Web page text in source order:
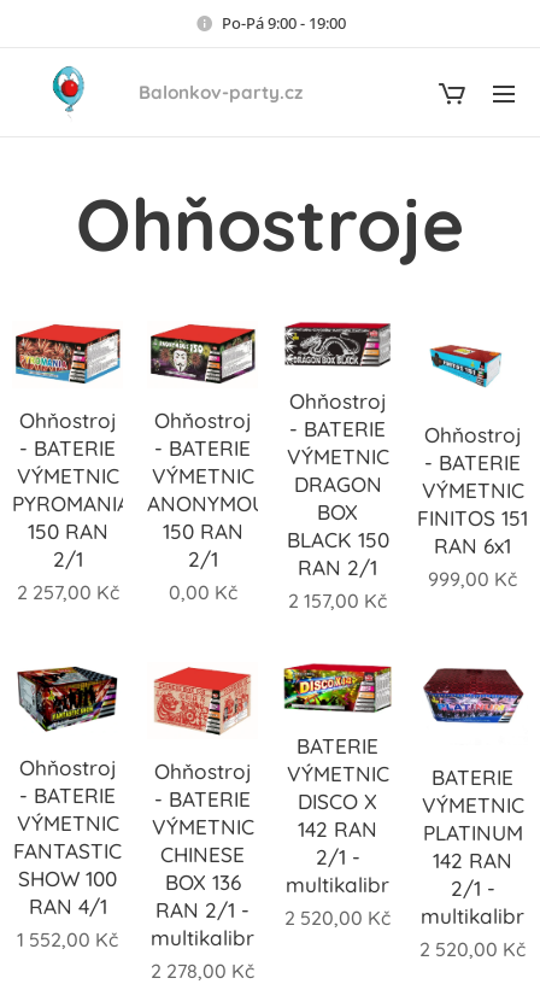
Po-Pá 9:00 - 19:00
Balonkov-party.cz
Ohňostroje
Ohňostroj
- BATERIE
VÝMETNIC
PYROMANIA
150 RAN
2/1
2 257,00 Kč
Ohňostroj
- BATERIE
VÝMETNIC
ANONYMOUS
150 RAN
2/1
0,00 Kč
Ohňostroj
- BATERIE
VÝMETNIC
DRAGON
BOX
BLACK 150
RAN 2/1
2 157,00 Kč
Ohňostroj
- BATERIE
VÝMETNIC
FINITOS 151
RAN 6x1
999,00 Kč
Ohňostroj
- BATERIE
VÝMETNIC
FANTASTIC
SHOW 100
RAN 4/1
1 552,00 Kč
Ohňostroj
- BATERIE
VÝMETNIC
CHINESE
BOX 136
RAN 2/1 -
multikalibr
2 278,00 Kč
BATERIE
VÝMETNIC
DISCO X
142 RAN
2/1 -
multikalibr
2 520,00 Kč
BATERIE
VÝMETNIC
PLATINUM
142 RAN
2/1 -
multikalibr
2 520,00 Kč